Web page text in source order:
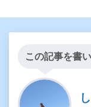
この記事を書